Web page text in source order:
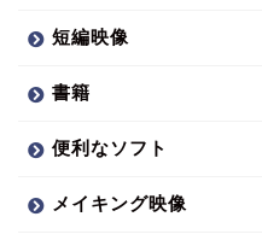
短編映像
書籍
便利なソフト
メイキング映像